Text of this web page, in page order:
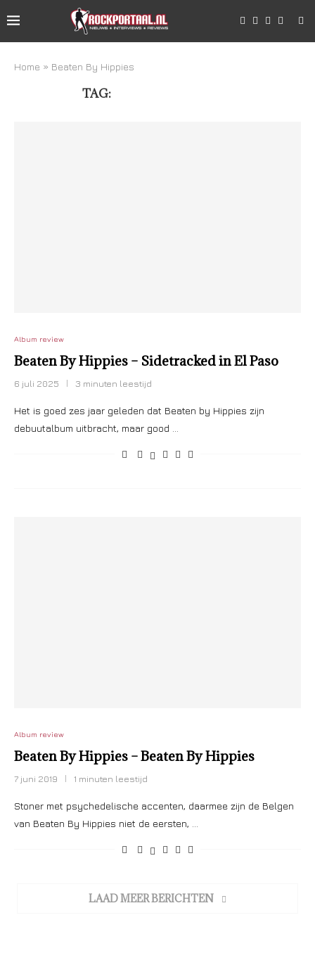
Home » Beaten By Hippies
TAG:
Album review
Beaten By Hippies – Sidetracked in El Paso
6 juli 2025 3 minuten leestijd
Het is goed zes jaar geleden dat Beaten by Hippies zijn
debuutalbum uitbracht, maar good …
Album review
Beaten By Hippies – Beaten By Hippies
7 juni 2019 1 minuten leestijd
Stoner met psychedelische accenten, daarmee zijn de Belgen
van Beaten By Hippies niet de eersten, …
LAAD MEER BERICHTEN